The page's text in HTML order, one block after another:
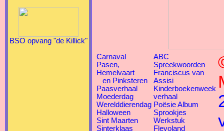
BSO opvang "de Killick"
Carnaval
Pasen,
Hemelvaart
en Pinksteren
Paasverhaal
Moederdag
Werelddierendag
Halloween
Sint Maarten
Sinterklaas
ABC
Spreekwoorden
Franciscus van
Assisi
Kinderboekenweek
verhaal
Poësie Album
Sprookjes
Werkstuk
Flevoland